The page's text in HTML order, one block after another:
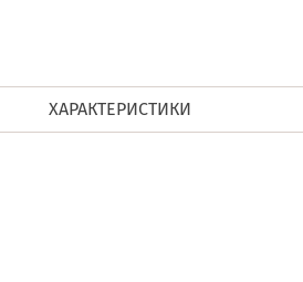
ХАРАКТЕРИСТИКИ